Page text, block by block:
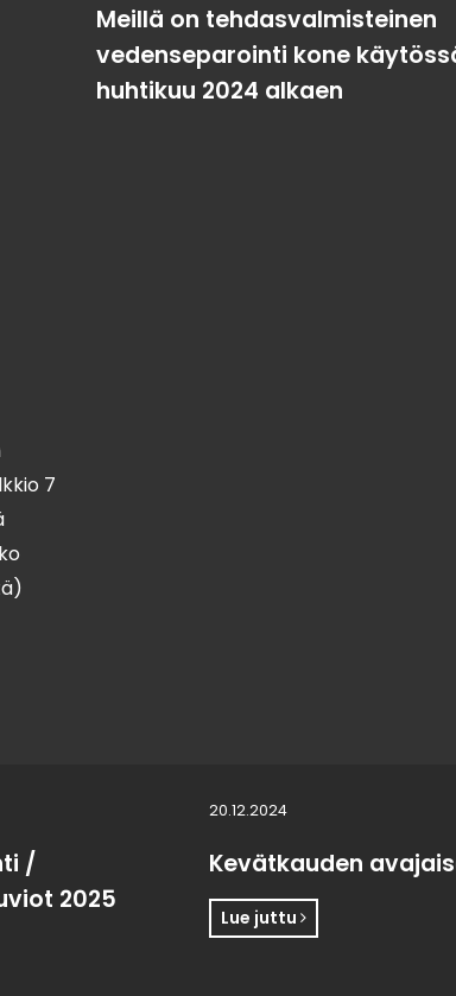
7
Meillä on tehdasvalmisteinen
vedenseparointi kone
huhtikuu 2024 alkaen
/
2025
20.12.2024
Kevätkauden
Lue juttu